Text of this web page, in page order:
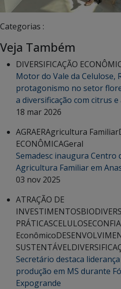
Categorias :
Veja Também
DIVERSIFICAÇÃO
Motor do Vale da Celulose,
protagonismo no setor
a diversificação com citrus
18 mar 2026
AGRAERAgricultura Familiar
ECONÔMICAGeral
Semadesc inaugura Centro
Agricultura Familiar em
03 nov 2025
ATRAÇÃO DE
INVESTIMENTOS
PRÁTICASCELULOSE
Econômico
SUSTENTÁVEL
Secretário destaca
produção em MS durante
Expogrande